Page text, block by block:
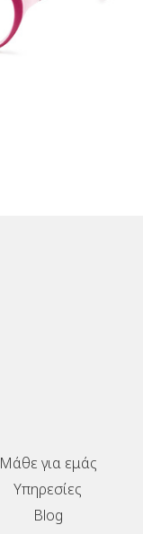
Μάθε για εμάς
Υπηρεσίες
Blog